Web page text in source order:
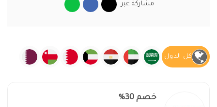
مشاركة عبر
كل الدول
خصم 30%